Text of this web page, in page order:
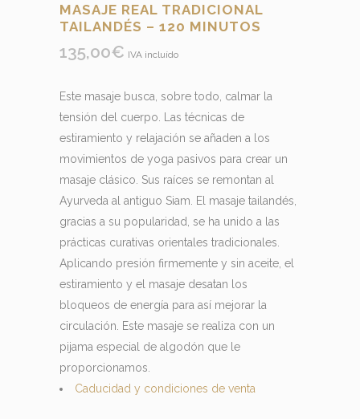
MASAJE REAL TRADICIONAL
TAILANDÉS – 120 MINUTOS
135,00€ IVA incluído
Este masaje busca, sobre todo, calmar la
tensión del cuerpo. Las técnicas de
estiramiento y relajación se añaden a los
movimientos de yoga pasivos para crear un
masaje clásico. Sus raíces se remontan al
Ayurveda al antiguo Siam. El masaje tailandés,
gracias a su popularidad, se ha unido a las
prácticas curativas orientales tradicionales.
Aplicando presión firmemente y sin aceite, el
estiramiento y el masaje desatan los
bloqueos de energía para así mejorar la
circulación. Este masaje se realiza con un
pijama especial de algodón que le
proporcionamos.
Caducidad y condiciones de venta